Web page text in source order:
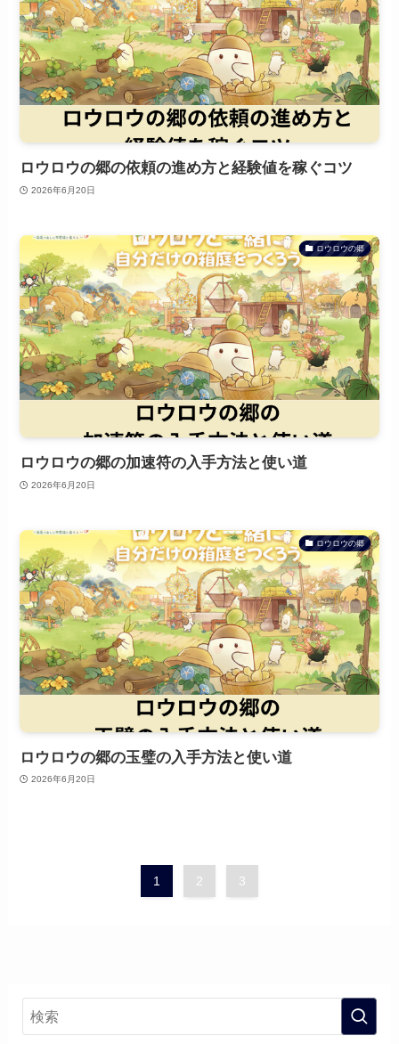
ロウロウの郷の依頼の進め方と経験値を稼ぐコツ
2026年6月20日
ロウロウの郷
ロウロウの郷の加速符の入手方法と使い道
2026年6月20日
ロウロウの郷
ロウロウの郷の玉璧の入手方法と使い道
2026年6月20日
1 2 3